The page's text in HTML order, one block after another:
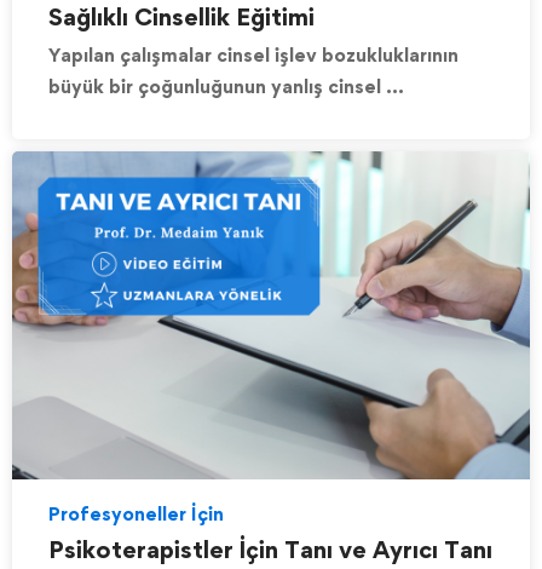
Sağlıklı Cinsellik Eğitimi
Yapılan çalışmalar cinsel işlev bozukluklarının
büyük bir çoğunluğunun yanlış cinsel …
Profesyoneller İçin
Psikoterapistler İçin Tanı ve Ayrıcı Tanı